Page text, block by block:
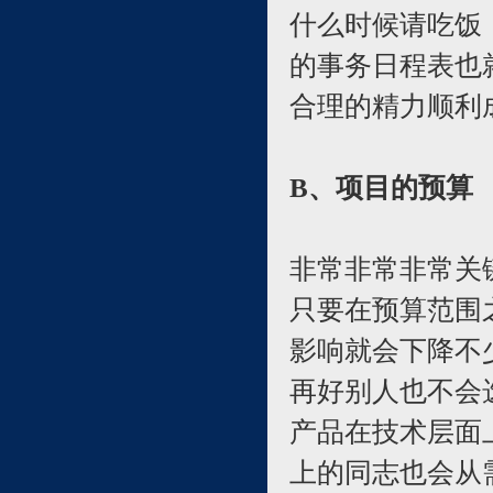
什么时候请吃饭
的事务日程表也
合理的精力顺
B、项目的预算
非常非常非常关
只要在预算范
影响就会下降不
再好别人也不会
产品在技术层
上的同志也会